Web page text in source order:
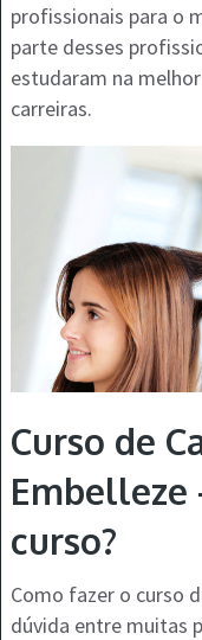
profissionais para o
parte desses
estudaram na
carreiras.
Curso de
Embelleze
curso?
Como fazer o curso
dúvida entre muitas